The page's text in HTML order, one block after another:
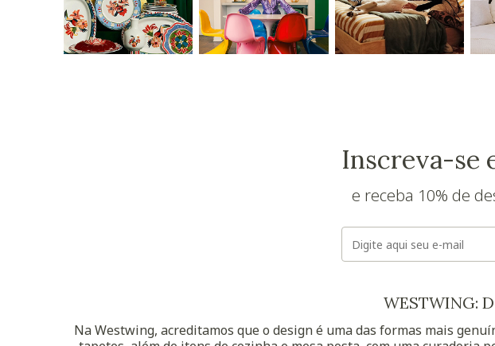
Inscreva-se
e receba 10% de
WESTWING:
Na Westwing, acreditamos que o design é uma das formas mais